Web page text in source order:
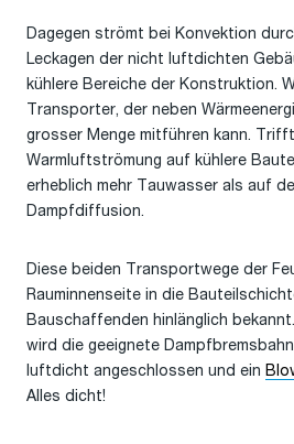
Dagegen strömt bei Konvektion
Leckagen der nicht luftdichten
kühlere Bereiche der Konstruktion.
Transporter, der neben
grosser Menge mitführen kann.
Warmluftströmung auf kühlere
erheblich mehr Tauwasser als auf
Dampfdiffusion.
Diese beiden Transportwege der
Rauminnenseite in die
Bauschaffenden hinlänglich
wird die geeignete
luftdicht angeschlossen und ein
Alles dicht!